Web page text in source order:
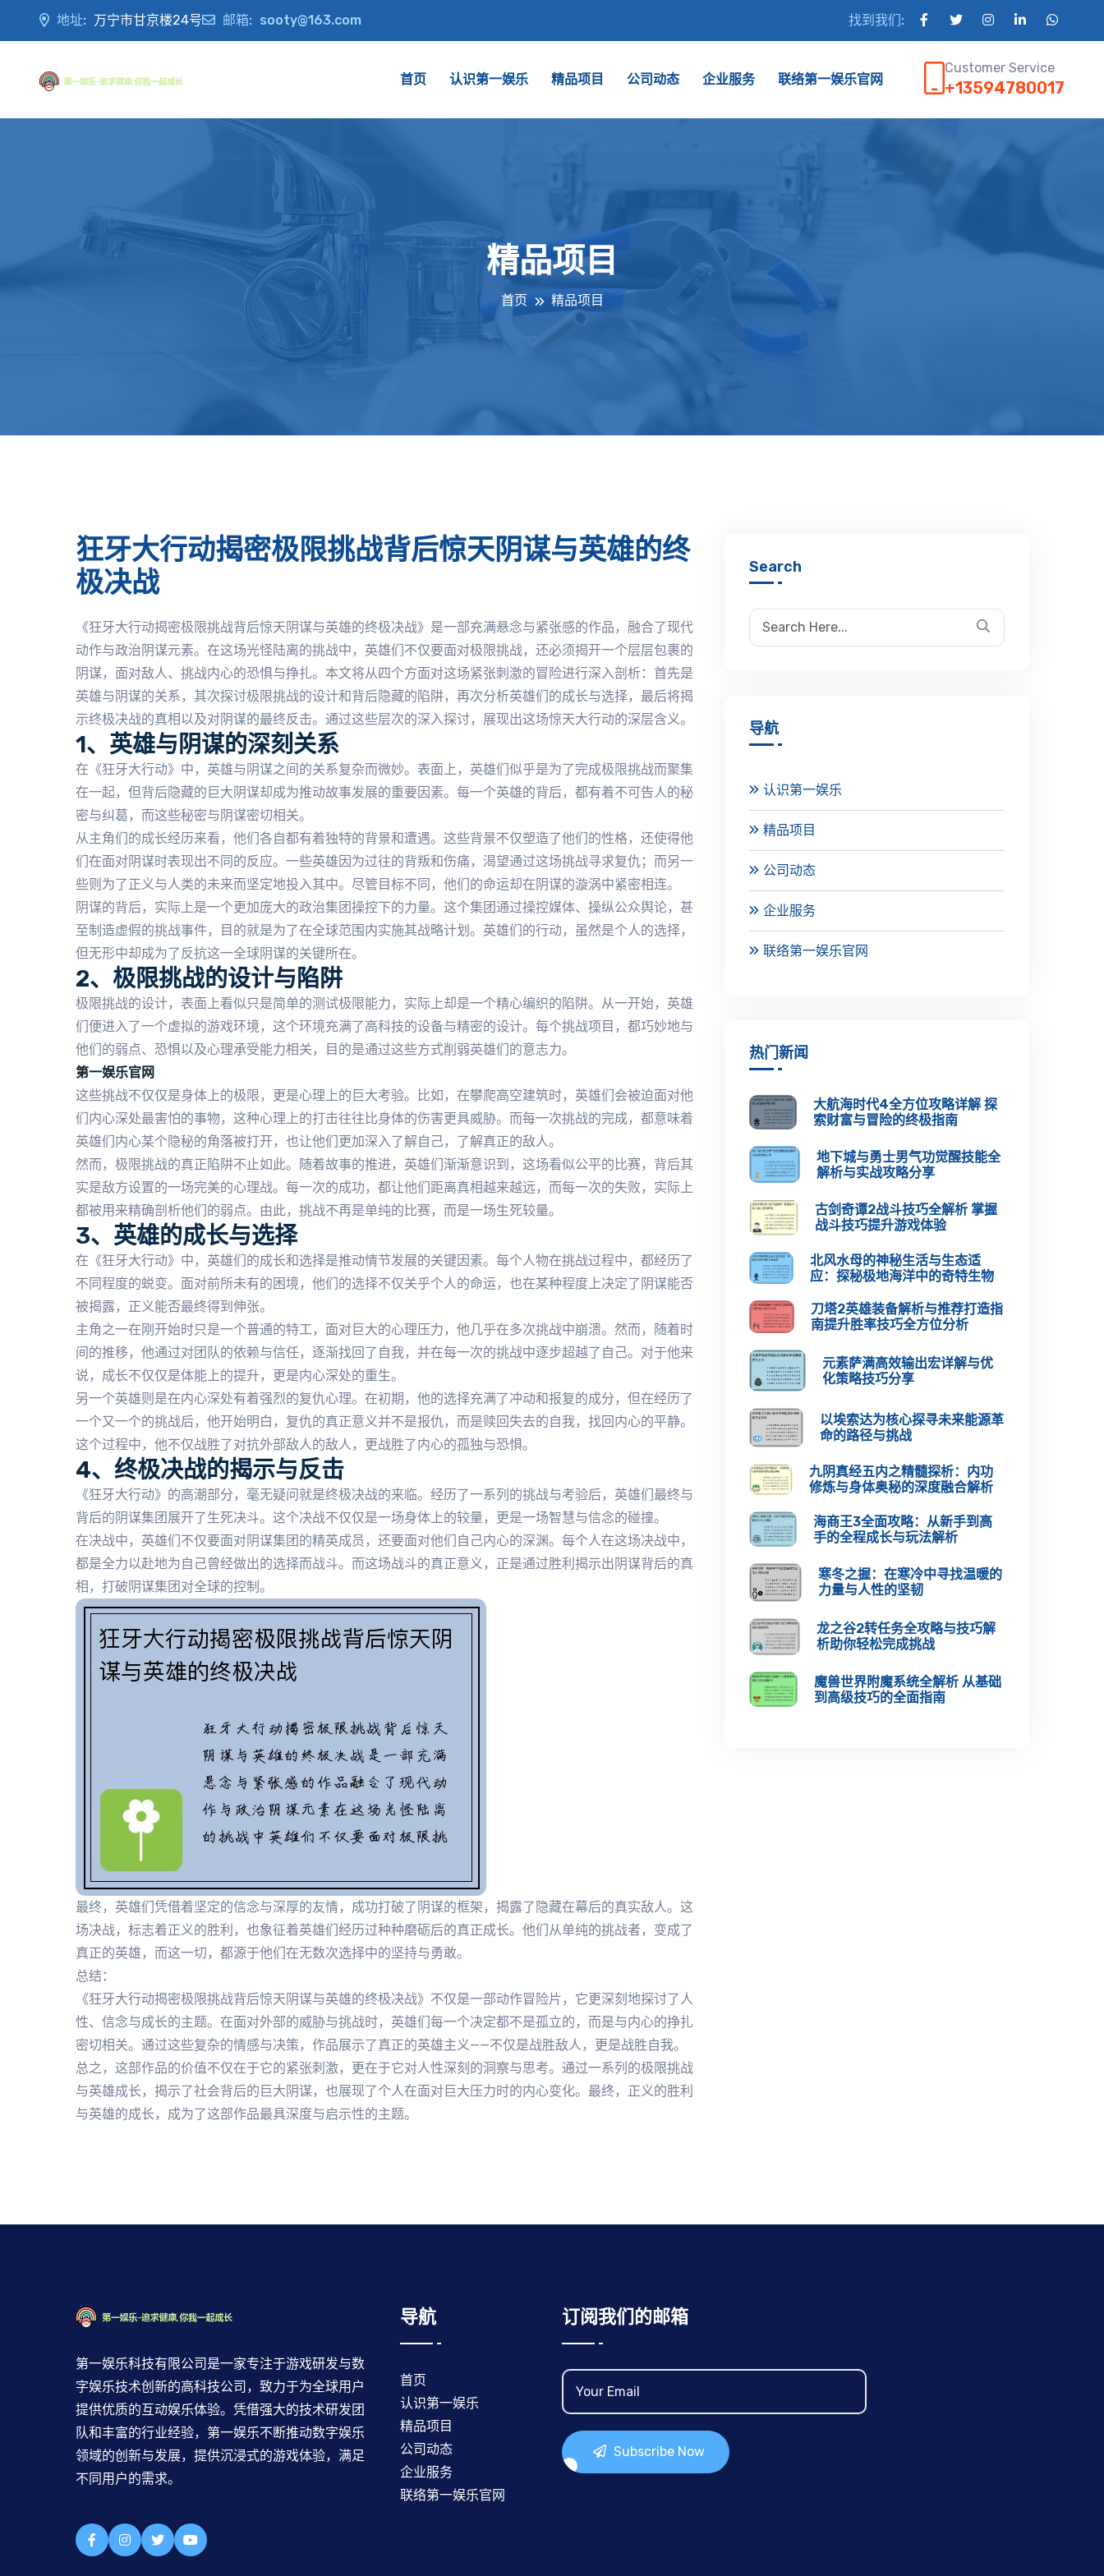
地址: 万宁市甘京楼24号 邮箱: sooty@163.com 找到我们:
首页 认识第一娱乐 精品项目 公司动态 企业服务 联络第一娱乐官网
Customer Service
+13594780017
精品项目
首页 精品项目
狂牙大行动揭密极限挑战背后惊天阴谋与英雄的终
极决战
《狂牙大行动揭密极限挑战背后惊天阴谋与英雄的终极决战》是一部充满悬念与紧张感的作品，融合了现代
动作与政治阴谋元素。在这场光怪陆离的挑战中，英雄们不仅要面对极限挑战，还必须揭开一个层层包裹的
阴谋，面对敌人、挑战内心的恐惧与挣扎。本文将从四个方面对这场紧张刺激的冒险进行深入剖析：首先是
英雄与阴谋的关系，其次探讨极限挑战的设计和背后隐藏的陷阱，再次分析英雄们的成长与选择，最后将揭
示终极决战的真相以及对阴谋的最终反击。通过这些层次的深入探讨，展现出这场惊天大行动的深层含义。
1、英雄与阴谋的深刻关系
在《狂牙大行动》中，英雄与阴谋之间的关系复杂而微妙。表面上，英雄们似乎是为了完成极限挑战而聚集
在一起，但背后隐藏的巨大阴谋却成为推动故事发展的重要因素。每一个英雄的背后，都有着不可告人的秘
密与纠葛，而这些秘密与阴谋密切相关。
从主角们的成长经历来看，他们各自都有着独特的背景和遭遇。这些背景不仅塑造了他们的性格，还使得他
们在面对阴谋时表现出不同的反应。一些英雄因为过往的背叛和伤痛，渴望通过这场挑战寻求复仇；而另一
些则为了正义与人类的未来而坚定地投入其中。尽管目标不同，他们的命运却在阴谋的漩涡中紧密相连。
阴谋的背后，实际上是一个更加庞大的政治集团操控下的力量。这个集团通过操控媒体、操纵公众舆论，甚
至制造虚假的挑战事件，目的就是为了在全球范围内实施其战略计划。英雄们的行动，虽然是个人的选择，
但无形中却成为了反抗这一全球阴谋的关键所在。
2、极限挑战的设计与陷阱
极限挑战的设计，表面上看似只是简单的测试极限能力，实际上却是一个精心编织的陷阱。从一开始，英雄
们便进入了一个虚拟的游戏环境，这个环境充满了高科技的设备与精密的设计。每个挑战项目，都巧妙地与
他们的弱点、恐惧以及心理承受能力相关，目的是通过这些方式削弱英雄们的意志力。
第一娱乐官网
这些挑战不仅仅是身体上的极限，更是心理上的巨大考验。比如，在攀爬高空建筑时，英雄们会被迫面对他
们内心深处最害怕的事物，这种心理上的打击往往比身体的伤害更具威胁。而每一次挑战的完成，都意味着
英雄们内心某个隐秘的角落被打开，也让他们更加深入了解自己，了解真正的敌人。
然而，极限挑战的真正陷阱不止如此。随着故事的推进，英雄们渐渐意识到，这场看似公平的比赛，背后其
实是敌方设置的一场完美的心理战。每一次的成功，都让他们距离真相越来越远，而每一次的失败，实际上
都被用来精确剖析他们的弱点。由此，挑战不再是单纯的比赛，而是一场生死较量。
3、英雄的成长与选择
在《狂牙大行动》中，英雄们的成长和选择是推动情节发展的关键因素。每个人物在挑战过程中，都经历了
不同程度的蜕变。面对前所未有的困境，他们的选择不仅关乎个人的命运，也在某种程度上决定了阴谋能否
被揭露，正义能否最终得到伸张。
主角之一在刚开始时只是一个普通的特工，面对巨大的心理压力，他几乎在多次挑战中崩溃。然而，随着时
间的推移，他通过对团队的依赖与信任，逐渐找回了自我，并在每一次的挑战中逐步超越了自己。对于他来
说，成长不仅仅是体能上的提升，更是内心深处的重生。
另一个英雄则是在内心深处有着强烈的复仇心理。在初期，他的选择充满了冲动和报复的成分，但在经历了
一个又一个的挑战后，他开始明白，复仇的真正意义并不是报仇，而是赎回失去的自我，找回内心的平静。
这个过程中，他不仅战胜了对抗外部敌人的敌人，更战胜了内心的孤独与恐惧。
4、终极决战的揭示与反击
《狂牙大行动》的高潮部分，毫无疑问就是终极决战的来临。经历了一系列的挑战与考验后，英雄们最终与
背后的阴谋集团展开了生死决斗。这个决战不仅仅是一场身体上的较量，更是一场智慧与信念的碰撞。
在决战中，英雄们不仅要面对阴谋集团的精英成员，还要面对他们自己内心的深渊。每个人在这场决战中，
都是全力以赴地为自己曾经做出的选择而战斗。而这场战斗的真正意义，正是通过胜利揭示出阴谋背后的真
相，打破阴谋集团对全球的控制。
最终，英雄们凭借着坚定的信念与深厚的友情，成功打破了阴谋的框架，揭露了隐藏在幕后的真实敌人。这
场决战，标志着正义的胜利，也象征着英雄们经历过种种磨砺后的真正成长。他们从单纯的挑战者，变成了
真正的英雄，而这一切，都源于他们在无数次选择中的坚持与勇敢。
总结：
《狂牙大行动揭密极限挑战背后惊天阴谋与英雄的终极决战》不仅是一部动作冒险片，它更深刻地探讨了人
性、信念与成长的主题。在面对外部的威胁与挑战时，英雄们每一个决定都不是孤立的，而是与内心的挣扎
密切相关。通过这些复杂的情感与决策，作品展示了真正的英雄主义——不仅是战胜敌人，更是战胜自我。
总之，这部作品的价值不仅在于它的紧张刺激，更在于它对人性深刻的洞察与思考。通过一系列的极限挑战
与英雄成长，揭示了社会背后的巨大阴谋，也展现了个人在面对巨大压力时的内心变化。最终，正义的胜利
与英雄的成长，成为了这部作品最具深度与启示性的主题。
Search
导航
认识第一娱乐
精品项目
公司动态
企业服务
联络第一娱乐官网
热门新闻
大航海时代4全方位攻略详解 探
索财富与冒险的终极指南
地下城与勇士男气功觉醒技能全
解析与实战攻略分享
古剑奇谭2战斗技巧全解析 掌握
战斗技巧提升游戏体验
北风水母的神秘生活与生态适
应：探秘极地海洋中的奇特生物
刀塔2英雄装备解析与推荐打造指
南提升胜率技巧全方位分析
元素萨满高效输出宏详解与优
化策略技巧分享
以埃索达为核心探寻未来能源革
命的路径与挑战
九阴真经五内之精髓探析：内功
修炼与身体奥秘的深度融合解析
海商王3全面攻略：从新手到高
手的全程成长与玩法解析
寒冬之握：在寒冷中寻找温暖的
力量与人性的坚韧
龙之谷2转任务全攻略与技巧解
析助你轻松完成挑战
魔兽世界附魔系统全解析 从基础
到高级技巧的全面指南
第一娱乐科技有限公司是一家专注于游戏研发与数
字娱乐技术创新的高科技公司，致力于为全球用户
提供优质的互动娱乐体验。凭借强大的技术研发团
队和丰富的行业经验，第一娱乐不断推动数字娱乐
领域的创新与发展，提供沉浸式的游戏体验，满足
不同用户的需求。
导航
首页
认识第一娱乐
精品项目
公司动态
企业服务
联络第一娱乐官网
订阅我们的邮箱
Subscribe Now